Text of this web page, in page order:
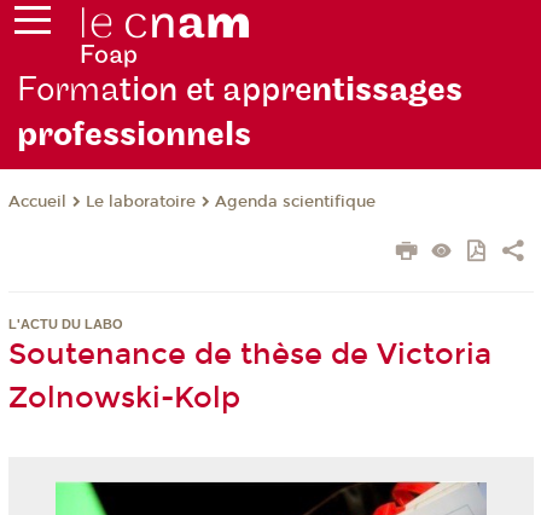
Formation et apprentissages
professionnels
Accueil Le laboratoire Agenda scientifique
L'ACTU DU LABO
Soutenance de thèse de Victoria
Zolnowski-Kolp